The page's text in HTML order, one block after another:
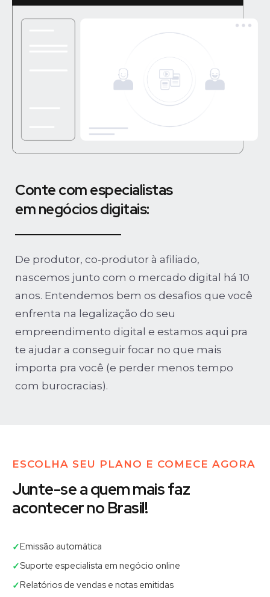
Conte com especialistas
em negócios digitais:
De produtor, co-produtor à afiliado,
nascemos junto com o mercado digital há 10
anos. Entendemos bem os desafios que você
enfrenta na legalização do seu
empreendimento digital e estamos aqui pra
te ajudar a conseguir focar no que mais
importa pra você (e perder menos tempo
com burocracias).
ESCOLHA SEU PLANO E COMECE AGORA
Junte-se a quem mais faz
acontecer no Brasil!
✓Emissão automática
✓Suporte especialista em negócio online
✓Relatórios de vendas e notas emitidas